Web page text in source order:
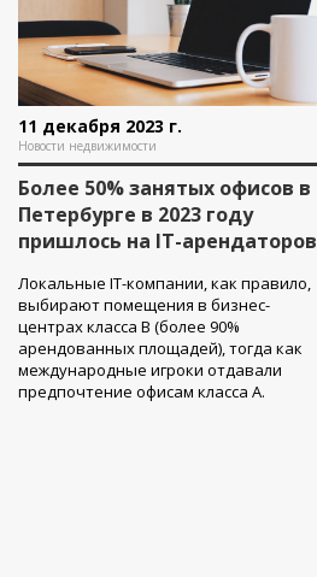
11 декабря 2023 г.
Новости недвижимости
Более 50% занятых офисов в
Петербурге в 2023 году
пришлось на IT-арендаторов
Локальные IT-компании, как правило,
выбирают помещения в бизнес-
центрах класса В (более 90%
арендованных площадей), тогда как
международные игроки отдавали
предпочтение офисам класса А.